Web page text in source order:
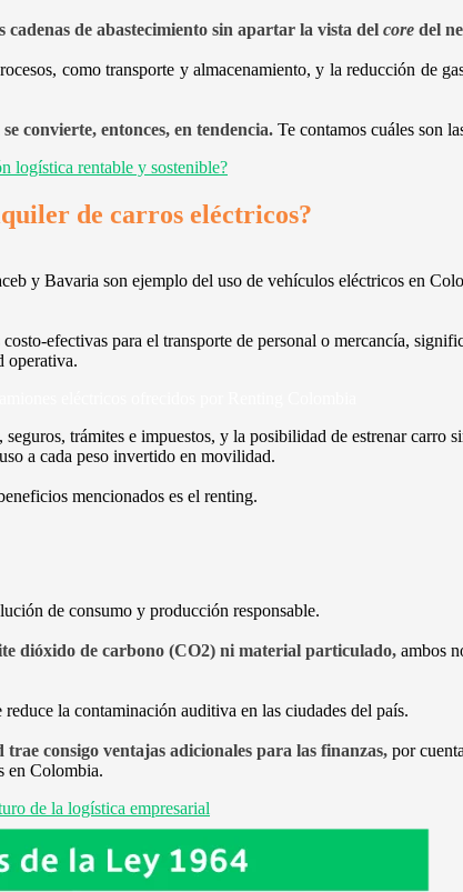
cadenas de abastecimiento sin apartar la vista del core del
como transporte y almacenamiento, y la reducción de
convierte, entonces, en tendencia. Te contamos cuáles son
logística rentable y sostenible?
de carros eléctricos?
y Bavaria son ejemplo del uso de vehículos eléctricos en
efectivas para el transporte de personal o mercancía,
operativa.
trámites e impuestos, y la posibilidad de estrenar carro
a cada peso invertido en movilidad.
mencionados es el renting.
de consumo y producción responsable.
dióxido de carbono (CO2) ni material particulado, ambos
la contaminación auditiva en las ciudades del país.
consigo ventajas adicionales para las finanzas, por
en Colombia.
de la logística empresarial